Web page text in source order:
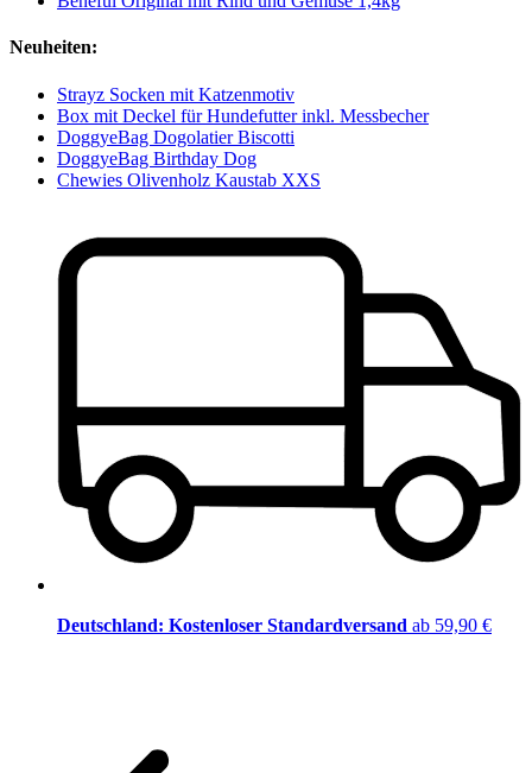
Neuheiten:
Strayz Socken mit Katzenmotiv
Box mit Deckel für Hundefutter inkl. Messbecher
DoggyeBag Dogolatier Biscotti
DoggyeBag Birthday Dog
Chewies Olivenholz Kaustab XXS
Deutschland: Kostenloser Standardversand ab 59,90 €